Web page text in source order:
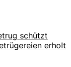
schützt
erholt